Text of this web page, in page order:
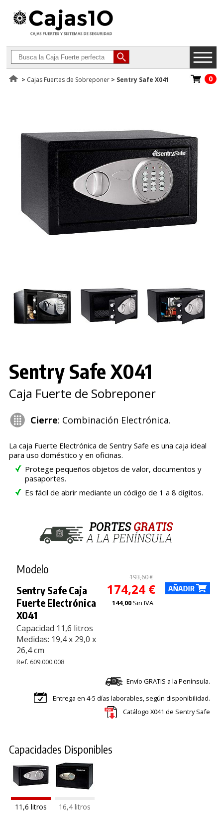
> Cajas Fuertes de Sobreponer > Sentry Safe X041 0
Sentry Safe X041
Caja Fuerte de Sobreponer
Cierre: Combinación Electrónica.
La caja Fuerte Electrónica de Sentry Safe es una caja ideal
para uso doméstico y en oficinas.
Protege pequeños objetos de valor, documentos y
pasaportes.
Es fácil de abrir mediante un código de 1 a 8 dígitos.
Modelo
Sentry Safe Caja
Fuerte Electrónica
X041
Capacidad 11,6 litros
Medidas: 19,4 x 29,0 x
26,4 cm
Ref. 609.000.008
193,60 €
174,24 €
144,00 Sin IVA
Envío GRATIS a la Península.
Entrega en 4-5 días laborables, según disponibilidad.
Catálogo X041 de Sentry Safe
Capacidades Disponibles
11,6 litros 16,4 litros